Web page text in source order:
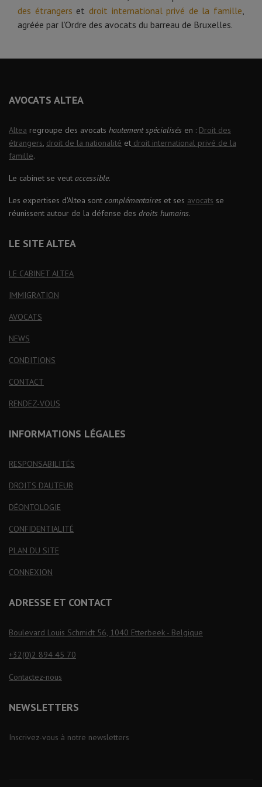
des étrangers et droit international privé de la famille,
agréée par l’Ordre des avocats du barreau de Bruxelles.
AVOCATS ALTEA
Altea regroupe des avocats hautement spécialisés en : Droit des
étrangers, droit de la nationalité et droit international privé de la
famille.
Le cabinet se veut accessible.
Les expertises d'Altea sont complémentaires et ses avocats se
réunissent autour de la défense des droits humains.
LE SITE ALTEA
LE CABINET ALTEA
IMMIGRATION
AVOCATS
NEWS
CONDITIONS
CONTACT
RENDEZ-VOUS
INFORMATIONS LÉGALES
RESPONSABILITÉS
DROITS D'AUTEUR
DÉONTOLOGIE
CONFIDENTIALITÉ
PLAN DU SITE
CONNEXION
ADRESSE ET CONTACT
Boulevard Louis Schmidt 56, 1040 Etterbeek - Belgique
+32(0)2 894 45 70
Contactez-nous
NEWSLETTERS
Inscrivez-vous à notre newsletters